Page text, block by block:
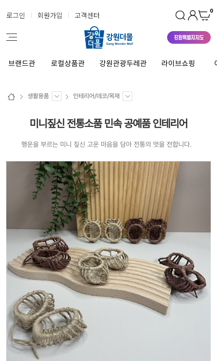
로그인 회원가입 고객센터 0
브랜드관 로컬상품관 강원관광두레관 라이브쇼핑
생활용품 인테리어/데코/목재
미니짚신 전통소품 민속 공예품 인테리어
행운을 부르는 미니 짚신 고운 마음을 담아 전통의 멋을 전합니다.